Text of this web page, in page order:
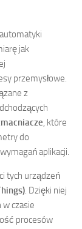
jak
przemysłowe.
z
, które
do
aplikacji.
tych urządzeń
. Dzięki niej
czasie
procesów